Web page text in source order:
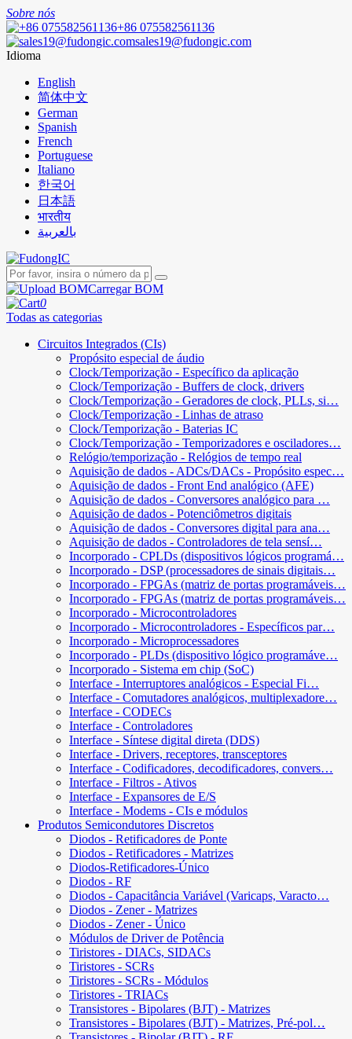
Sobre nós
+86 075582561136
sales19@fudongic.com
Idioma
English
简体中文
German
Spanish
French
Portuguese
Italiano
한국어
日本語
भारतीय
بالعربية
Carregar BOM
0
Todas as categorias
Circuitos Integrados (CIs)
Propósito especial de áudio
Clock/Temporização - Específico da aplicação
Clock/Temporização - Buffers de clock, drivers
Clock/Temporização - Geradores de clock, PLLs, si…
Clock/Temporização - Linhas de atraso
Clock/Temporização - Baterias IC
Clock/Temporização - Temporizadores e osciladores…
Relógio/temporização - Relógios de tempo real
Aquisição de dados - ADCs/DACs - Propósito espec…
Aquisição de dados - Front End analógico (AFE)
Aquisição de dados - Conversores analógico para …
Aquisição de dados - Potenciômetros digitais
Aquisição de dados - Conversores digital para ana…
Aquisição de dados - Controladores de tela sensí…
Incorporado - CPLDs (dispositivos lógicos programá…
Incorporado - DSP (processadores de sinais digitais…
Incorporado - FPGAs (matriz de portas programáveis…
Incorporado - FPGAs (matriz de portas programáveis…
Incorporado - Microcontroladores
Incorporado - Microcontroladores - Específicos par…
Incorporado - Microprocessadores
Incorporado - PLDs (dispositivo lógico programáve…
Incorporado - Sistema em chip (SoC)
Interface - Interruptores analógicos - Especial Fi…
Interface - Comutadores analógicos, multiplexadore…
Interface - CODECs
Interface - Controladores
Interface - Síntese digital direta (DDS)
Interface - Drivers, receptores, transceptores
Interface - Codificadores, decodificadores, convers…
Interface - Filtros - Ativos
Interface - Expansores de E/S
Interface - Modems - CIs e módulos
Produtos Semicondutores Discretos
Diodos - Retificadores de Ponte
Diodos - Retificadores - Matrizes
Diodos-Retificadores-Único
Diodos - RF
Diodos - Capacitância Variável (Varicaps, Varacto…
Diodos - Zener - Matrizes
Diodos - Zener - Único
Módulos de Driver de Potência
Tiristores - DIACs, SIDACs
Tiristores - SCRs
Tiristores - SCRs - Módulos
Tiristores - TRIACs
Transistores - Bipolares (BJT) - Matrizes
Transistores - Bipolares (BJT) - Matrizes, Pré-pol…